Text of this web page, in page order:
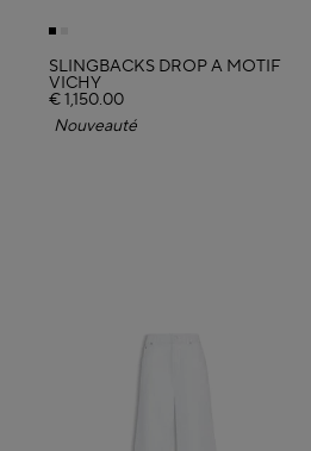
SLINGBACKS DROP À MOTIF
VICHY
€ 1,150.00
Nouveauté